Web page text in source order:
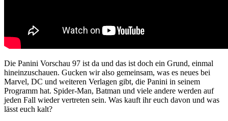
Die Panini Vorschau 97 ist da und das ist doch ein Grund, einmal
hineinzuschauen. Gucken wir also gemeinsam, was es neues bei
Marvel, DC und weiteren Verlagen gibt, die Panini in seinem
Programm hat. Spider-Man, Batman und viele andere werden auf
jeden Fall wieder vertreten sein. Was kauft ihr euch davon und was
lässt euch kalt?